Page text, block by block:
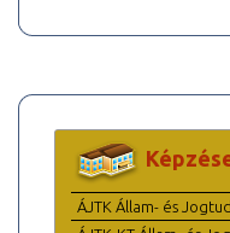
ÁJTK Állam- és